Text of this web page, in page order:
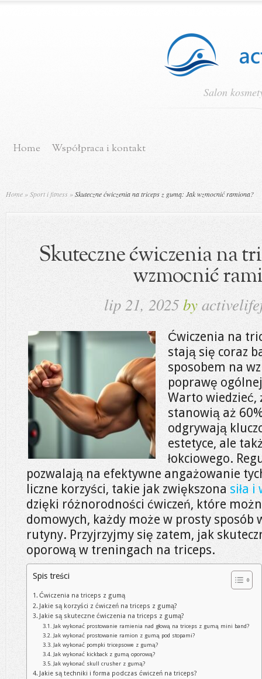
Salon
Home Współpraca i kontakt
Home »Sport i fitness »Skuteczne ćwiczenia na triceps z gumą: Jak wzmocnić ramiona?
Skuteczne ćwiczenia na
wzmocnić
lip 21, 2025by
Ćwiczenia na
stają się coraz
sposobem na
poprawę
Warto wiedzieć,
stanowią aż
odgrywają
estetyce, ale
łokciowego.
pozwalają na efektywne angażowanie
liczne korzyści, takie jak zwiększona siła i
dzięki różnorodności ćwiczeń, które
domowych, każdy może w prosty sposób
rutyny. Przyjrzyjmy się zatem, jak
oporową w treningach na triceps.
Spis treści
Ćwiczenia na triceps z gumą
Jakie są korzyści z ćwiczeń na triceps z gumą?
Jakie są skuteczne ćwiczenia na triceps z gumą?
Jak wykonać prostowanie ramienia nad głową na triceps z gumą mini band?
Jak wykonać prostowanie ramion z gumą pod stopami?
Jak wykonać pompki tricepsowe z gumą?
Jak wykonać kickback z gumą oporową?
Jak wykonać skull crusher z gumą?
Jakie są techniki i forma podczas ćwiczeń na triceps?